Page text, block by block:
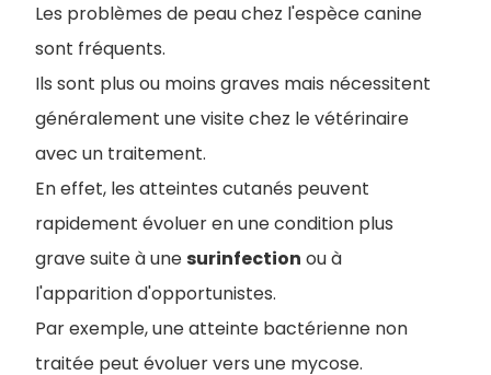
Les problèmes de peau chez l'espèce canine
sont fréquents.
Ils sont plus ou moins graves mais nécessitent
généralement une visite chez le vétérinaire
avec un traitement.
En effet, les atteintes cutanés peuvent
rapidement évoluer en une condition plus
grave suite à unesurinfection ou à
l'apparition d'opportunistes.
Par exemple, une atteinte bactérienne non
traitée peut évoluer vers une mycose.